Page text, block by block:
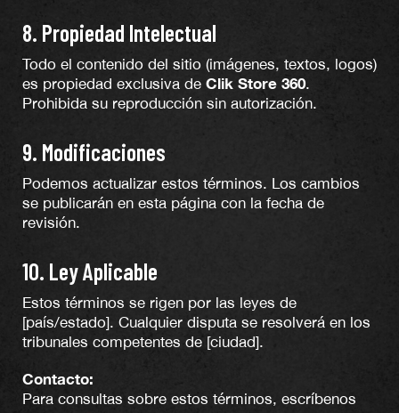
8. Propiedad Intelectual
Todo el contenido del sitio (imágenes, textos, logos)
es propiedad exclusiva de Clik Store 360.
Prohibida su reproducción sin autorización.
9. Modificaciones
Podemos actualizar estos términos. Los cambios
se publicarán en esta página con la fecha de
revisión.
10. Ley Aplicable
Estos términos se rigen por las leyes de
[país/estado]. Cualquier disputa se resolverá en los
tribunales competentes de [ciudad].
Contacto:
Para consultas sobre estos términos, escríbenos